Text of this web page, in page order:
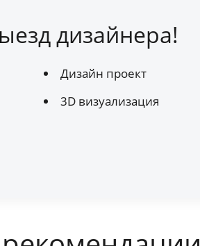
дизайнера!
Дизайн проект
3D визуализация